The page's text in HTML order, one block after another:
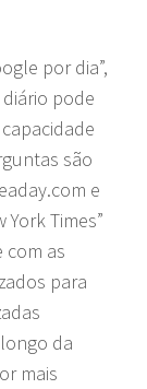
por dia”,
pode
são
e
Times”
com as
para
da
mais